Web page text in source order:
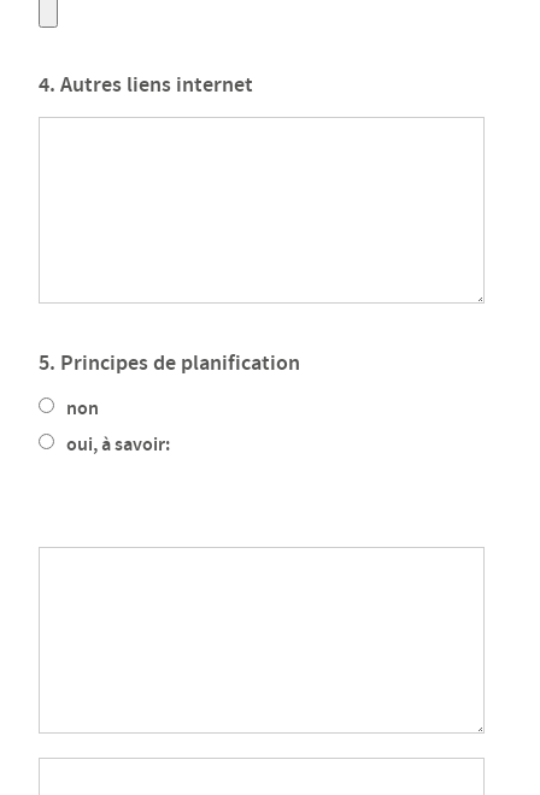
4. Autres liens internet
5. Principes de planification
non
oui, à savoir: